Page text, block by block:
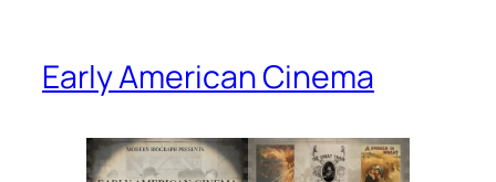
Early American Cinema